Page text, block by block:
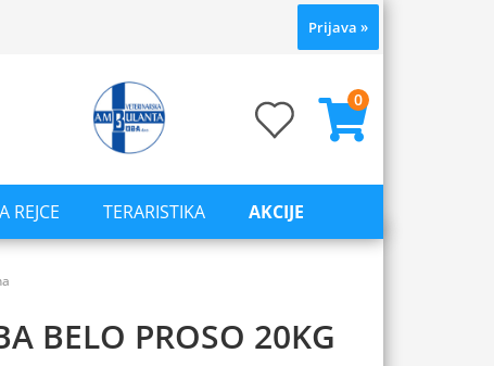
Prijava »
0
REJCE TERARISTIKA AKCIJE
BELO PROSO 20KG